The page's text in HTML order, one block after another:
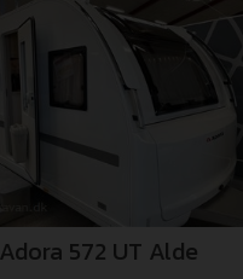
TV og internet antenne.
vogn til elbil! Vi tager
for fejl i opstillingen!
572 UT Alde